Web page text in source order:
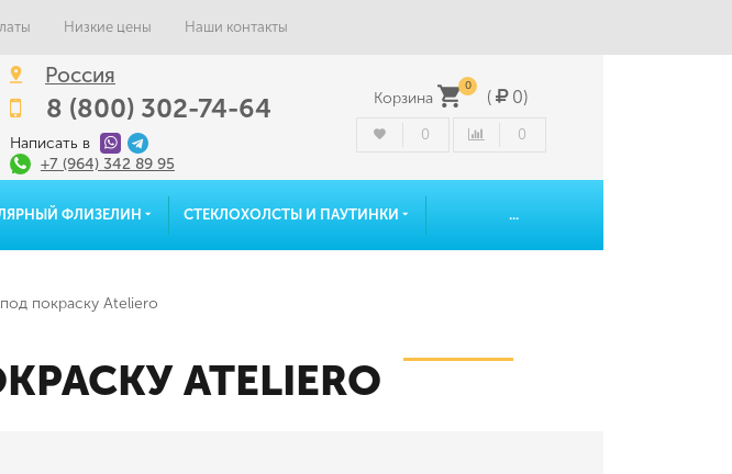
Низкие цены Наши контакты
Россия
8 (800) 302-74-64
Написать в
+7 (964) 342 89 95
Корзина
0
( 0)
0 0
ФЛИЗЕЛИН СТЕКЛОХОЛСТЫ И ПАУТИНКИ ...
покраску Ateliero
ATELIERO